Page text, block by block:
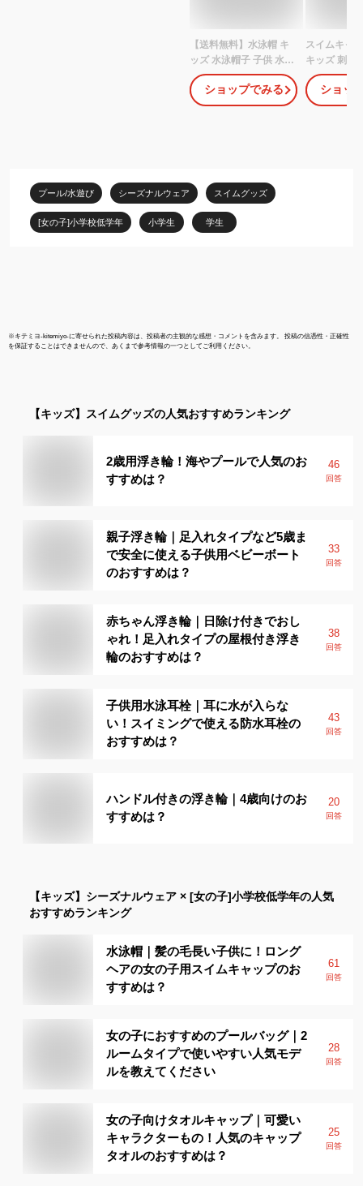
【送料無料】水泳帽 キ
ッズ 水泳帽子 子供 水泳
帽 メッシュ 水泳 帽子 ス
クール水着 キッズ スイ
ムキャップ スイミング
子 スクール水着 Mサイ
ズ Lサイズ LLサイズ
8564
ショップでみる
スイムキャ
キッズ 刺繍
泳帽子 小学
泳帽 黄色 水
色 青 イエ
ショッ
プール/水遊び シーズナルウェア スイムグッズ
[女の子]小学校低学年 小学生 学生
※キテミヨ-kitemiyo-に寄せられた投稿内容は、投稿者の主観的な感想・コメントを含みます。 投稿の信憑性・正確性
を保証することはできませんので、あくまで参考情報の一つとしてご利用ください。
【キッズ】 スイムグッズの人気おすすめランキング
2歳用浮き輪！海やプールで人気のお
すすめは？
46
回答
親子浮き輪｜足入れタイプなど5歳ま
で安全に使える子供用ベビーボート
のおすすめは？
33
回答
赤ちゃん浮き輪｜日除け付きでおし
ゃれ！足入れタイプの屋根付き浮き
輪のおすすめは？
38
回答
子供用水泳耳栓｜耳に水が入らな
い！スイミングで使える防水耳栓の
おすすめは？
43
回答
ハンドル付きの浮き輪｜4歳向けのお
すすめは？
20
回答
【キッズ】 シーズナルウェア × [女の子]小学校低学年の人気
おすすめランキング
水泳帽｜髪の毛長い子供に！ロング
ヘアの女の子用スイムキャップのお
すすめは？
61
回答
女の子におすすめのプールバッグ｜2
ルームタイプで使いやすい人気モデ
ルを教えてください
28
回答
女の子向けタオルキャップ｜可愛い
キャラクターもの！人気のキャップ
タオルのおすすめは？
25
回答